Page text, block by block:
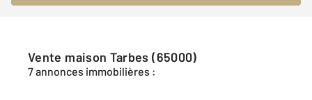
Vente maison Tarbes (65000)
7 annonces immobilières :